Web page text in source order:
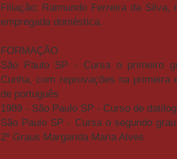
Filiação: Raimundo Ferreira da Silva,
empregada doméstica.
FORMAÇÃO
São Paulo SP - Cursa o primeiro
Cunha, com reprovações na
de português
1989 - São Paulo SP - Curso de
São Paulo SP - Cursa o segundo
2º Graus Margarida Maria Alves